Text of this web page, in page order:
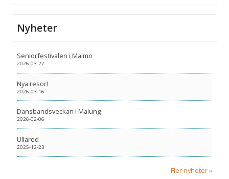
Nyheter
Seniorfestivalen i Malmö
2026-03-27
Nya resor!
2026-03-16
Dansbandsveckan i Malung
2026-02-06
Ullared
2025-12-23
Fler nyheter